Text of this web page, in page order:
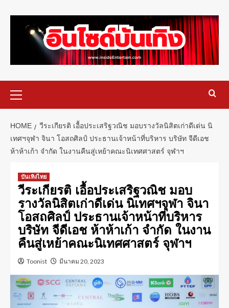
HOME
วีระเกียรติ เอื้อประเสริฐวณิช มอบรางวัลนิสิตเก่าดีเด่น นิ
เทศฯจุฬา จินา โอสถศิลป์ ประธานเจ้าหน้าที่บริหาร บริษัท จีดีเอช
ห้าห้าเก้า จำกัด ในงานคืนสู่เหย้าคณะนิเทศศาสตร์ จุฬาฯ
บันเทิงไทย
วีระเกียรติ เอื้อประเสริฐวณิช มอบ
รางวัลนิสิตเก่าดีเด่น นิเทศฯจุฬา จินา
โอสถศิลป์ ประธานเจ้าหน้าที่บริหาร
บริษัท จีดีเอช ห้าห้าเก้า จำกัด ในงาน
คืนสู่เหย้าคณะนิเทศศาสตร์ จุฬาฯ
Toonist มีนาคม 20, 2023